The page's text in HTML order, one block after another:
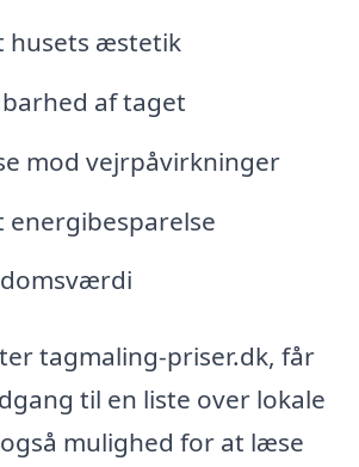
husets æstetik
af taget
mod vejrpåvirkninger
energibesparelse
tagmaling-priser.dk, får
til en liste over lokale
mulighed for at læse